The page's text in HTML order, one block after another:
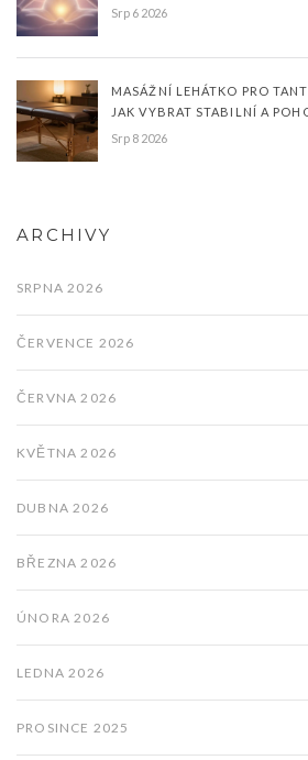
Srp 6 2026
MASÁŽNÍ LEHÁTKO PRO
JAK VYBRAT STABILNÍ A
Srp 8 2026
ARCHIVY
SRPNA 2026
ČERVENCE 2026
ČERVNA 2026
KVĚTNA 2026
DUBNA 2026
BŘEZNA 2026
ÚNORA 2026
LEDNA 2026
PROSINCE 2025